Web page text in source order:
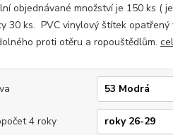
objednávané množství je 150 ks (
30 ks. PVC vinylový štítek
proti otěru a ropouštědlům.
4 roky